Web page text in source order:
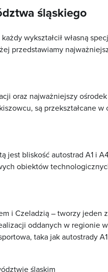
śląskiego
wykształcił własną
przedstawiamy
oraz najważniejszy
są przekształcane
bliskość autostrad A1 i
obiektów
i Czeladzią – tworzy jeden
oddanych w regionie
taka jak autostrady